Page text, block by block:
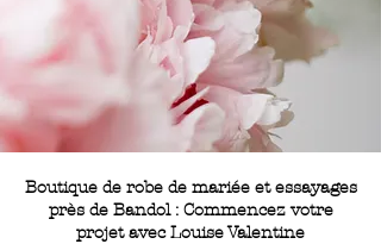
Boutique de robe de mariée et essayages
près de Bandol : Commencez votre
projet avec Louise Valentine